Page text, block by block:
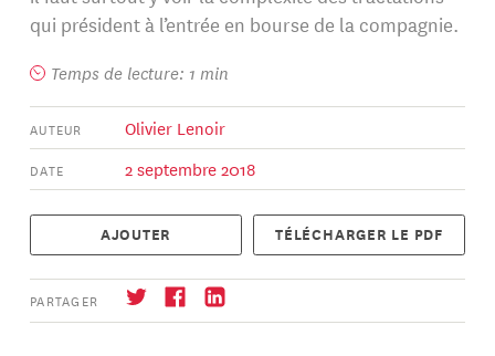
qui président à l’entrée en bourse de la compagnie.
Temps de lecture: 1 min
AUTEUR Olivier Lenoir
DATE 2 septembre 2018
AJOUTER TÉLÉCHARGER LE PDF
PARTAGER